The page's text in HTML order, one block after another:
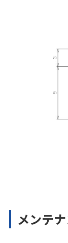
メンテ